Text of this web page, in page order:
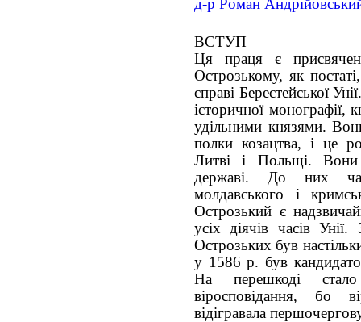
д-р Роман
ВСТУП
Ця праця є
Острозькому, як
справі Берестейської
історичної монографії,
удільними князями.
полки козацтва, і це
Литві і Польщі.
державі. До них
молдавського і
Острозький є
усіх діячів часів
Острозьких був
у 1586 р. був
На перешкоді стало
віросповідання, бо
відігравала